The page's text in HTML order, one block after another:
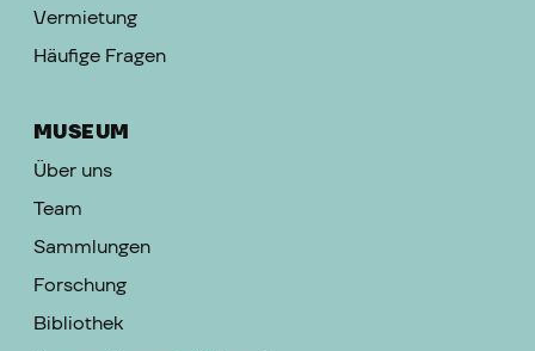
Vermietung
Häufige Fragen
MUSEUM
Über uns
Team
Sammlungen
Forschung
Bibliothek